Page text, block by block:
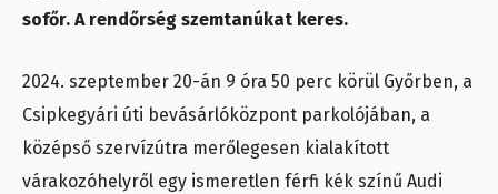
sofőr. A rendőrség szemtanúkat keres.
2024. szeptember 20-án 9 óra 50 perc körül Győrben, a
Csipkegyári úti bevásárlóközpont parkolójában, a
középső szervízútra merőlegesen kialakított
várakozóhelyről egy ismeretlen férfi kék színű Audi